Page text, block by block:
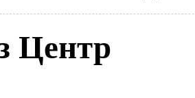
Центр